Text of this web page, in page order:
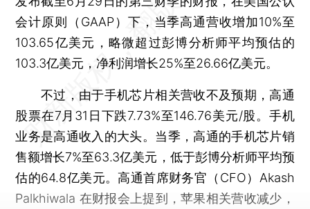
会计原则（GAAP）下，当季高通营收增加10%至
103.65亿美元，略微超过彭博分析师平均预估的
103.3亿美元，净利润增长25%至26.66亿美元。
不过，由于手机芯片相关营收不及预期，高通
股票在7月31日下跌7.73%至146.76美元/股。手机
业务是高通收入的大头。当季，高通的手机芯片销
售额增长7%至63.3亿美元，低于彭博分析师平均预
估的64.8亿美元。高通首席财务官（CFO）Akash
Palkhiwala 在财报会上提到，苹果相关营收减少，